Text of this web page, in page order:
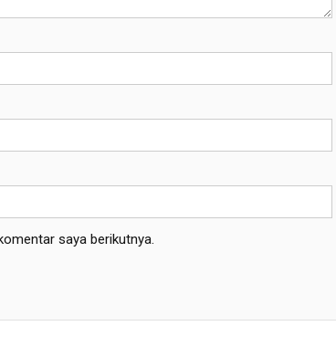
saya berikutnya.